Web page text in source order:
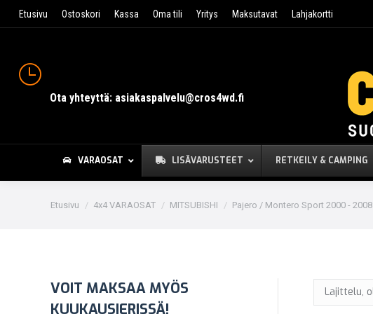
Etusivu Ostoskori Kassa Oma tili Yritys Maksutavat Lahjakortti
Ota yhteyttä: asiakaspalvelu@cros4wd.fi
VARAOSAT LISÄVARUSTEET RETKEILY & CAMPING
You are here:
Etusivu 4x4 VARAOSAT MITSUBISHI Pajero / Montero Sport 2000 - 2008
VOIT MAKSAA MYÖS
KUUKAUSIERISSÄ!